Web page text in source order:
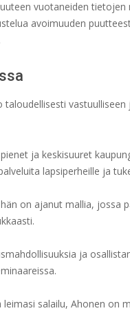
vuotaneiden
avoimuuden
ja keskisuuret
lapsiperheille ja
on ajanut mallia, jossa
ja
salailu, Ahonen